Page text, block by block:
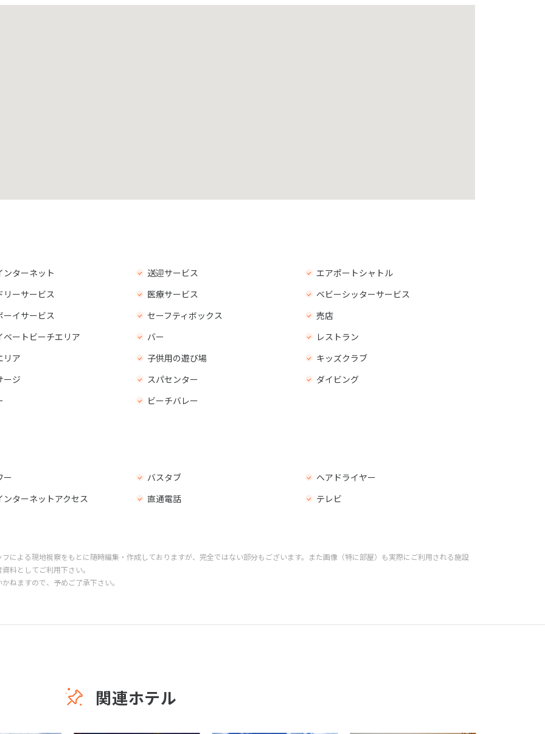
ンターネット 送迎サービス
エアポートシャトル
リーサービス
医療サービス
ベビーシッターサービス
ーイサービス
セーフティボックス
売店
ベートビーチエリア
バー
レストラン
リア
子供用の遊び場
キッズクラブ
ージ
スパセンター
ダイビング
ビーチバレー
ー バスタブ
ヘアドライヤー
ンターネットアクセス
直通電話 テレビ
による現地視察をもとに随時編集・作成しておりますが、完全ではない部分もございます。また画像（特に部屋）も実際にご利用される施設
料としてご利用下さい。
ねますので、予めご了承下さい。
関連ホテル